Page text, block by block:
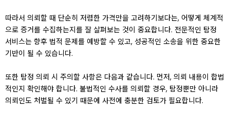
따라서 의뢰할 때 단순히 저렴한 가격만을 고려하기보다는, 어떻게 체계적
으로 증거를 수집하는지를 잘 살펴보는 것이 중요합니다. 전문적인 탐정
서비스는 향후 법적 문제를 예방할 수 있고, 성공적인 소송을 위한 중요한
기반이 될 수 있습니다.
또한 탐정 의뢰 시 주의할 사항은 다음과 같습니다. 먼저, 의뢰 내용이 합법
적인지 확인해야 합니다. 불법적인 수사를 의뢰할 경우, 탐정뿐만 아니라
의뢰인도 처벌될 수 있기 때문에 사전에 충분한 검토가 필요합니다.